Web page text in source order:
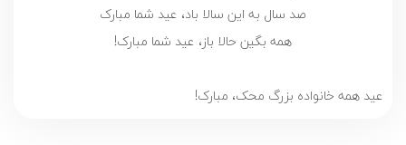
صد سال به این سالا باد، عید شما مبارک
همه بگین حالا باز، عید شما مبارک!
عید همه­ خانواده­ بزرگ محک، مبارک!